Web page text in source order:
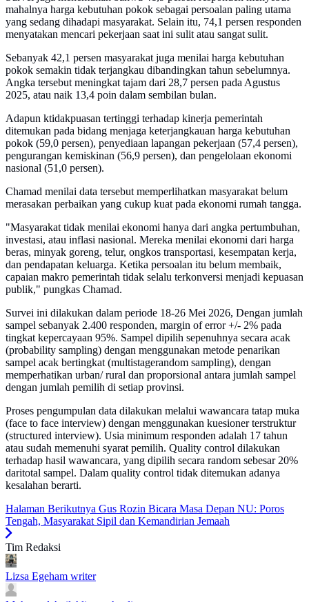
mahalnya harga kebutuhan pokok sebagai persoalan paling utama
yang sedang dihadapi masyarakat. Selain itu, 74,1 persen responden
menyatakan mencari pekerjaan saat ini sulit atau sangat sulit.
Sebanyak 42,1 persen masyarakat juga menilai harga kebutuhan
pokok semakin tidak terjangkau dibandingkan tahun sebelumnya.
Angka tersebut meningkat tajam dari 28,7 persen pada Agustus
2025, atau naik 13,4 poin dalam sembilan bulan.
Adapun ktidakpuasan tertinggi terhadap kinerja pemerintah
ditemukan pada bidang menjaga keterjangkauan harga kebutuhan
pokok (59,0 persen), penyediaan lapangan pekerjaan (57,4 persen),
pengurangan kemiskinan (56,9 persen), dan pengelolaan ekonomi
nasional (51,0 persen).
Chamad menilai data tersebut memperlihatkan masyarakat belum
merasakan perbaikan yang cukup kuat pada ekonomi rumah tangga.
"Masyarakat tidak menilai ekonomi hanya dari angka pertumbuhan,
investasi, atau inflasi nasional. Mereka menilai ekonomi dari harga
beras, minyak goreng, telur, ongkos transportasi, kesempatan kerja,
dan pendapatan keluarga. Ketika persoalan itu belum membaik,
capaian makro pemerintah tidak selalu terkonversi menjadi kepuasan
publik," pungkas Chamad.
Survei ini dilakukan dalam periode 18-26 Mei 2026, Dengan jumlah
sampel sebanyak 2.400 responden, margin of error +/- 2% pada
tingkat kepercayaan 95%. Sampel dipilih sepenuhnya secara acak
(probability sampling) dengan menggunakan metode penarikan
sampel acak bertingkat (multistagerandom sampling), dengan
memperhatikan urban/ rural dan proporsional antara jumlah sampel
dengan jumlah pemilih di setiap provinsi.
Proses pengumpulan data dilakukan melalui wawancara tatap muka
(face to face interview) dengan menggunakan kuesioner terstruktur
(structured interview). Usia minimum responden adalah 17 tahun
atau sudah memenuhi syarat pemilih. Quality control dilakukan
terhadap hasil wawancara, yang dipilih secara random sebesar 20%
daritotal sampel. Dalam quality control tidak ditemukan adanya
kesalahan berarti.
Halaman Berikutnya Gus Rozin Bicara Masa Depan NU: Poros
Tengah, Masyarakat Sipil dan Kemandirian Jemaah
Tim Redaksi
Lizsa Egeham writer